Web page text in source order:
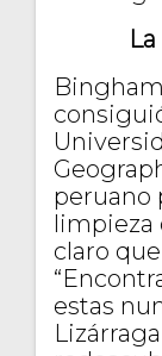
peruano
limpieza
claro
estas